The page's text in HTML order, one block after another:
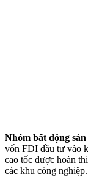
Nhóm bất động
vốn FDI đầu tư vào
cao tốc được hoàn
các khu công nghiệp.